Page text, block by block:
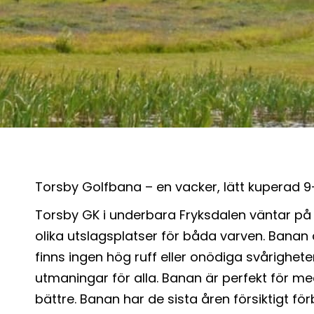
Torsby Golfbana – en vacker, lätt kuperad
Torsby GK i underbara Fryksdalen väntar
olika utslagsplatser för båda varven.
finns ingen hög ruff eller onödiga
utmaningar för alla. Banan är perfekt för
bättre. Banan har de sista åren försiktigt